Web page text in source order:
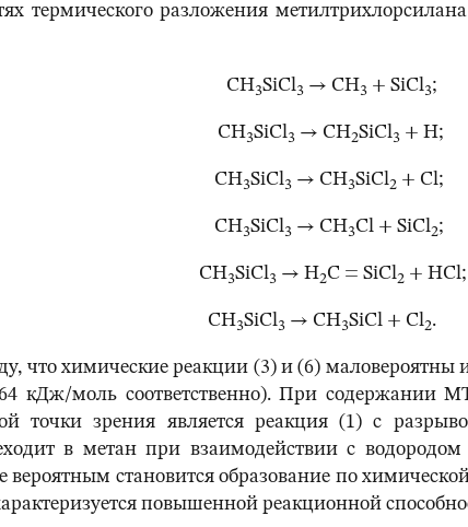
термического разложения
CH3SiCl3 → CH3 + SiCl3;
CH3SiCl3 → CH2SiCl3 + H;
CH3SiCl3 → CH3SiCl2 + Cl;
CH3SiCl3 → CH3Cl + SiCl2;
CH3SiCl3 → H2C = SiCl2 + HCl;
CH3SiCl3 → CH3SiCl + Cl2.
что химические реакции (3) и (6) маловероятны
кДж/моль соответственно). При содержании
точки зрения является реакция (1) с
в метан при взаимодействии с
становится образование по
повышенной реакционной